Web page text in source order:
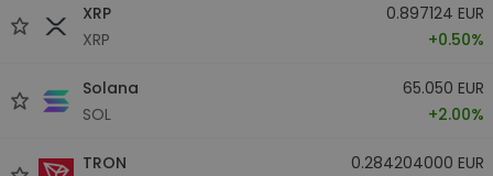
XRP
XRP
0.897124 EUR
+0.50%
Solana
SOL
65.050 EUR
+2.00%
TRON
0.284204000 EUR